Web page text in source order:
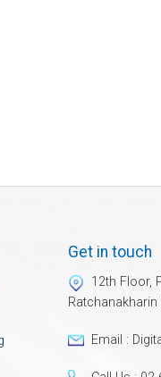
Get in touch
12th Floor,
Email :